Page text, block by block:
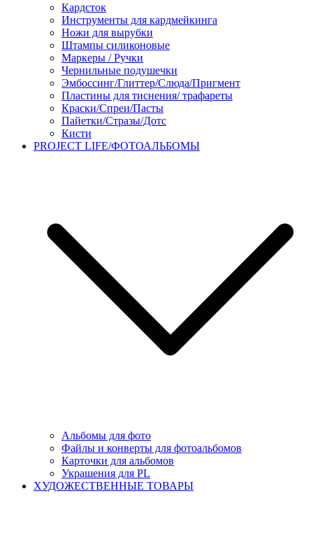
Кардсток
Инструменты для кардмейкинга
Ножи для вырубки
Штампы силиконовые
Маркеры / Ручки
Чернильные подушечки
Эмбоссинг/Глиттер/Слюда/Пригмент
Пластины для тиснения/ трафареты
Краски/Спреи/Пасты
Пайетки/Стразы/Дотс
Кисти
PROJECT LIFE/ФОТОАЛЬБОМЫ
Альбомы для фото
Файлы и конверты для фотоальбомов
Карточки для альбомов
Украшения для PL
ХУДОЖЕСТВЕННЫЕ ТОВАРЫ